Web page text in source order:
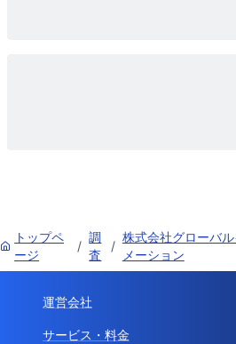
トップペ
ージ
/
調
査
/
株式会社グローバ
メーション
運営会社
サービス・料金